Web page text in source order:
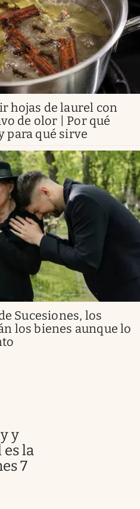
hojas de laurel con
de olor | Por qué
para qué sirve
Sucesiones, los
los bienes aunque lo
y
la
7